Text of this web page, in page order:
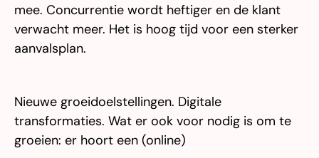
mee. Concurrentie wordt heftiger en de klant
verwacht meer. Het is hoog tijd voor een sterker
aanvalsplan.
Nieuwe groeidoelstellingen. Digitale
transformaties. Wat er ook voor nodig is om te
groeien: er hoort een (online)